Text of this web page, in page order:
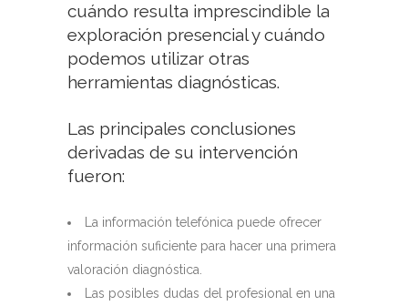
cuándo resulta imprescindible la
exploración presencial y cuándo
podemos utilizar otras
herramientas diagnósticas.
Las principales conclusiones
derivadas de su intervención
fueron:
La información telefónica puede ofrecer
información suficiente para hacer una primera
valoración diagnóstica.
Las posibles dudas del profesional en una